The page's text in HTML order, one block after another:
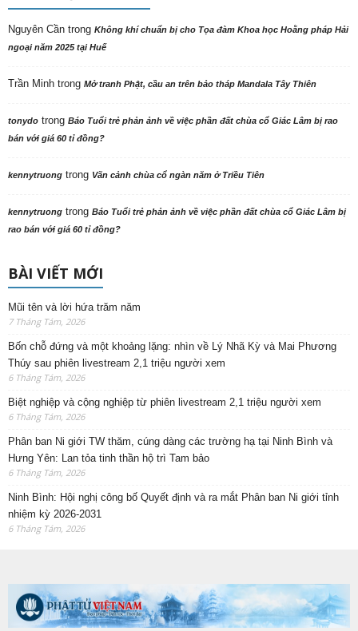
Nguyên Cần trong Không khí chuẩn bị cho Tọa đàm Khoa học Hoằng pháp Hải
ngoại năm 2025 tại Huế
Trần Minh trong Mở tranh Phật, cầu an trên bảo tháp Mandala Tây Thiên
tonydo trong Báo Tuổi trẻ phản ảnh về việc phần đất chùa cổ Giác Lâm bị rao
bán với giá 60 tỉ đồng?
kennytruong trong Vãn cảnh chùa cổ ngàn năm ở Triều Tiên
kennytruong trong Báo Tuổi trẻ phản ảnh về việc phần đất chùa cổ Giác Lâm bị
rao bán với giá 60 tỉ đồng?
BÀI VIẾT MỚI
Mũi tên và lời hứa trăm năm
7 Tháng Tám, 2026
Bốn chỗ đứng và một khoảng lặng: nhìn về Lý Nhã Kỳ và Mai Phương
Thúy sau phiên livestream 2,1 triệu người xem
6 Tháng Tám, 2026
Biệt nghiệp và cộng nghiệp từ phiên livestream 2,1 triệu người xem
6 Tháng Tám, 2026
Phân ban Ni giới TW thăm, cúng dàng các trường hạ tại Ninh Bình và
Hưng Yên: Lan tỏa tinh thần hộ trì Tam bảo
6 Tháng Tám, 2026
Ninh Bình: Hội nghị công bố Quyết định và ra mắt Phân ban Ni giới tỉnh
nhiệm kỳ 2026-2031
6 Tháng Tám, 2026